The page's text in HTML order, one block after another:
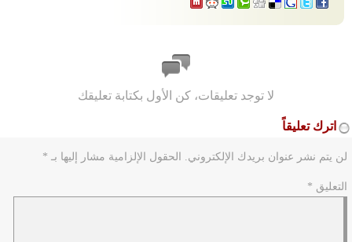
لا توجد تعليقات، كن الأول بكتابة تعليقك
اترك تعليقاً
لن يتم نشر عنوان بريدك الإلكتروني. الحقول الإلزامية مشار إليها بـ *
التعليق *